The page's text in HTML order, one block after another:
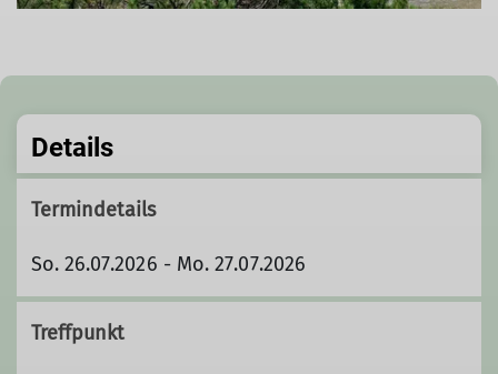
Details
Termindetails
So. 26.07.2026 - Mo. 27.07.2026
Treffpunkt